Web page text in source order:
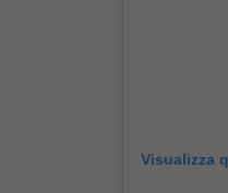
Visualizza